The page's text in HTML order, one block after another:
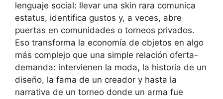
lenguaje social: llevar una skin rara comunica
estatus, identifica gustos y, a veces, abre
puertas en comunidades o torneos privados.
Eso transforma la economía de objetos en algo
más complejo que una simple relación oferta-
demanda: intervienen la moda, la historia de un
diseño, la fama de un creador y hasta la
narrativa de un torneo donde un arma fue